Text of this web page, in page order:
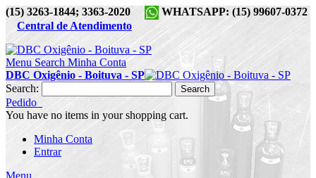
(15) 3263-1844; 3363-2020
WHATSAPP: (15) 99607-0372
Central de Atendimento
Menu Search Minha Conta
DBC Oxigênio - Boituva - SP
Search:
Search
Pedido
You have no items in your shopping cart.
Minha Conta
Entrar